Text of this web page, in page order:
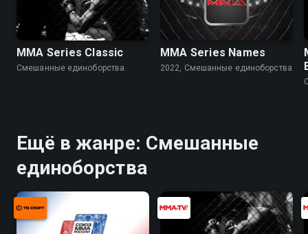
MMA Series Classic
Смешанные единоборства
MMA Series Names
2022, Смешанные единоборства
Ещё в жанре: Смешанные
единоборства